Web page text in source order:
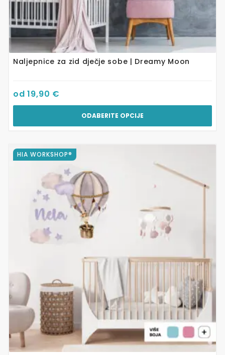
Naljepnice za zid dječje sobe | Dreamy Moon
od19,90 €
ODABERITE OPCIJE
HIA WORKSHOP®
Ovaj
proizvod
varijanti.
odabrati